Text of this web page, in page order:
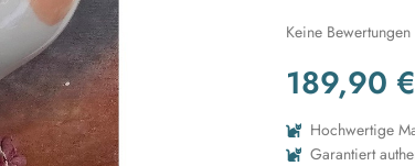
Keine Bewertungen
189,90 €
Hochwertige
Garantiert